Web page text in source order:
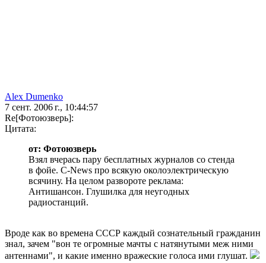
Alex Dumenko
7 сент. 2006 г., 10:44:57
Re[Фотоюзверь]:
Цитата:
от: Фотоюзверь
Взял вчерась пару бесплатных журналов со стенда
в фойе. C-News про всякую околоэлектрическую
всячину. На целом развороте реклама:
Антишансон. Глушилка для неугодных
радиостанций.
Вроде как во времена СССР каждый сознательный гражданин
знал, зачем "вон те огромные мачты с натянутыми меж ними
антеннами", и какие именно вражеские голоса ими глушат.